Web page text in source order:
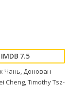
7.5
Чань, Донован
Cheng, Timothy Tsz-